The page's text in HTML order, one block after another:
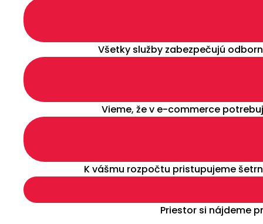
Všetky služby zabezpečujú
Vieme, že v e-commerce
K vášmu rozpočtu pristupujeme
Priestor si nájdeme